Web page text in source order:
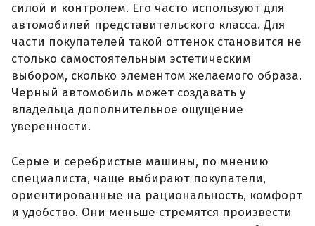
силой и контролем. Его часто используют для
автомобилей представительского класса. Для
части покупателей такой оттенок становится не
столько самостоятельным эстетическим
выбором, сколько элементом желаемого образа.
Черный автомобиль может создавать у
владельца дополнительное ощущение
уверенности.
Серые и серебристые машины, по мнению
специалиста, чаще выбирают покупатели,
ориентированные на рациональность, комфорт
и удобство. Они меньше стремятся произвести